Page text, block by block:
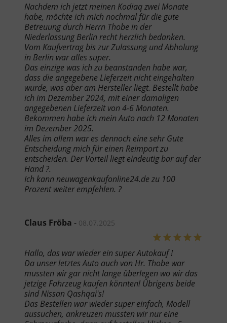
Nachdem ich jetzt meinen Kodiaq zwei Monate
habe, möchte ich mich nochmal für die gute
Betreuung durch Herrn Thobe in der
Niederlassung Berlin recht herzlich bedanken.
Vom Kaufvertrag bis zur Zulassung und Abholung
in Berlin war alles super.
Das einzige was ich zu beanstanden habe war,
dass die angegebene Lieferzeit nicht eingehalten
wurde, was aber am Hersteller liegt. Bestellt habe
ich im Dezember 2024, mit einer damaligen
angegebenen Lieferzeit von 4-6 Monaten.
Bekommen habe ich mein Auto nach 12 Monaten
im Dezember 2025.
Alles im allem war es dennoch eine sehr Gute
Entscheidung mich für einen Reimport zu
entscheiden. Der Vorteil liegt eindeutig bar auf der
Hand ?.
Ich kann neuwagenkaufonline24.de zu 100
Prozent weiter empfehlen. ?
Claus Fröba - 08.07.2025
Hallo, das war wieder ein super Autokauf !
Da unser letztes Auto auch von Hr. Thobe war
mussten wir gar nicht lange überlegen wo wir das
jetzige Fahrzeug kaufen könnten! Übrigens beide
sind Nissan Qashqai's!
Das Bestellen war wieder super einfach, Modell
aussuchen, ankreuzen mussten wir nur eine